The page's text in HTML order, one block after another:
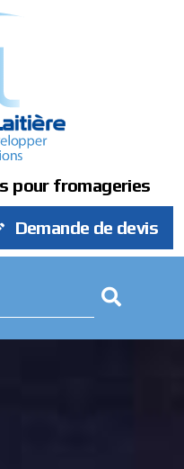
pour fromageries
Demande de devis